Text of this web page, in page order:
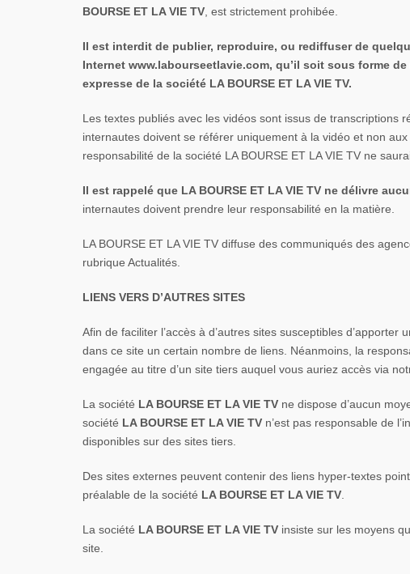
BOURSE ET LA VIE TV , est strictement prohibée.
Il est interdit de publier, reproduire, ou rediffuser de
Internet www.labourseetlavie.com, qu’il soit sous forme
expresse de la société LA BOURSE ET LA VIE TV.
Les textes publiés avec les vidéos sont issus de transcriptions
internautes doivent se référer uniquement à la vidéo et non
responsabilité de la société LA BOURSE ET LA VIE TV ne
Il est rappelé que LA BOURSE ET LA VIE TV ne délivre
internautes doivent prendre leur responsabilité en la matière.
LA BOURSE ET LA VIE TV diffuse des communiqués des
rubrique Actualités.
LIENS VERS D’AUTRES SITES
Afin de faciliter l’accès à d’autres sites susceptibles d’apporter
dans ce site un certain nombre de liens. Néanmoins, la
engagée au titre d’un site tiers auquel vous auriez accès via
La société LA BOURSE ET LA VIE TV ne dispose d’aucun
société LA BOURSE ET LA VIE TV n’est pas responsable de
disponibles sur des sites tiers.
Des sites externes peuvent contenir des liens hyper-textes
préalable de la société LA BOURSE ET LA VIE TV
La société LA BOURSE ET LA VIE TV insiste sur les moyens
site.